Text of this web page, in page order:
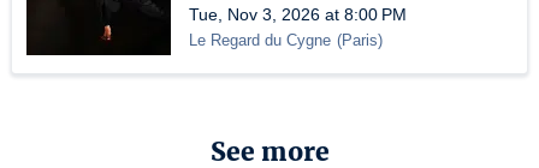
Tue, Nov 3, 2026 at 8:00 PM
Le Regard du Cygne (Paris)
See more